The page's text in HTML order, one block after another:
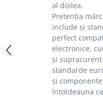
Pachete Promo
Incarcatoare & acumulatori
Blițuri și lumini foto/video
al doilea.
Pretenția
include și
perfect
electronice,
și
standarde
și
întotdeauna